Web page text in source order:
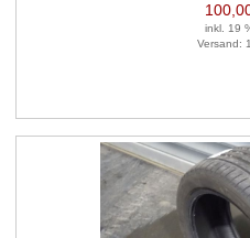
inkl. 19
Versand: